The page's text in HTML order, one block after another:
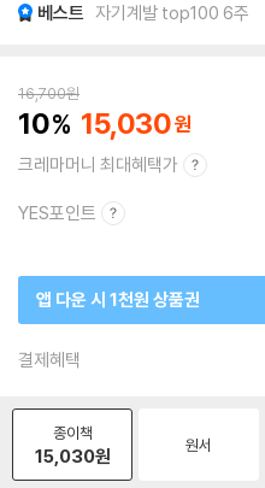
베스트 자기계발 top100 6주
16,700원
10 15,030
크레마머니 최대혜택가
YES포인트
앱 다운 시 1천원 상품권
결제혜택
종이책
15,030원 원서